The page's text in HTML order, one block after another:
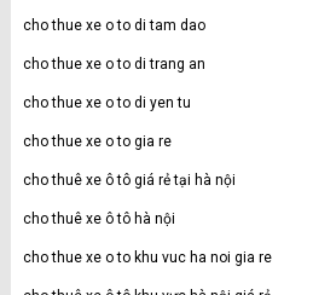
cho thue xe o to di tam dao
cho thue xe o to di trang an
cho thue xe o to di yen tu
cho thue xe o to gia re
cho thuê xe ô tô giá rẻ tại hà nội
cho thuê xe ô tô hà nội
cho thue xe o to khu vuc ha noi gia re